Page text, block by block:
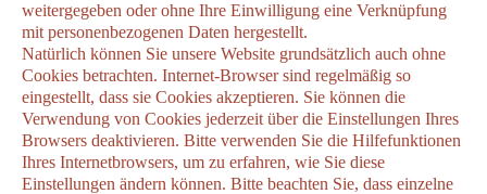
weitergegeben oder ohne Ihre Einwilligung eine Verknüpfung
mit personenbezogenen Daten hergestellt.
Natürlich können Sie unsere Website grundsätzlich auch ohne
Cookies betrachten. Internet-Browser sind regelmäßig so
eingestellt, dass sie Cookies akzeptieren. Sie können die
Verwendung von Cookies jederzeit über die Einstellungen Ihres
Browsers deaktivieren. Bitte verwenden Sie die Hilfefunktionen
Ihres Internetbrowsers, um zu erfahren, wie Sie diese
Einstellungen ändern können. Bitte beachten Sie, dass einzelne